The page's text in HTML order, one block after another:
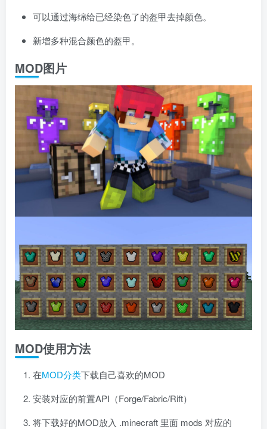
可以通过海绵给已经染色了的盔甲去掉颜色。
新增多种混合颜色的盔甲。
MOD图片
MOD使用方法
在MOD分类下载自己喜欢的MOD
安装对应的前置API（Forge/Fabric/Rift）
将下载好的MOD放入 .minecraft 里面 mods 对应的